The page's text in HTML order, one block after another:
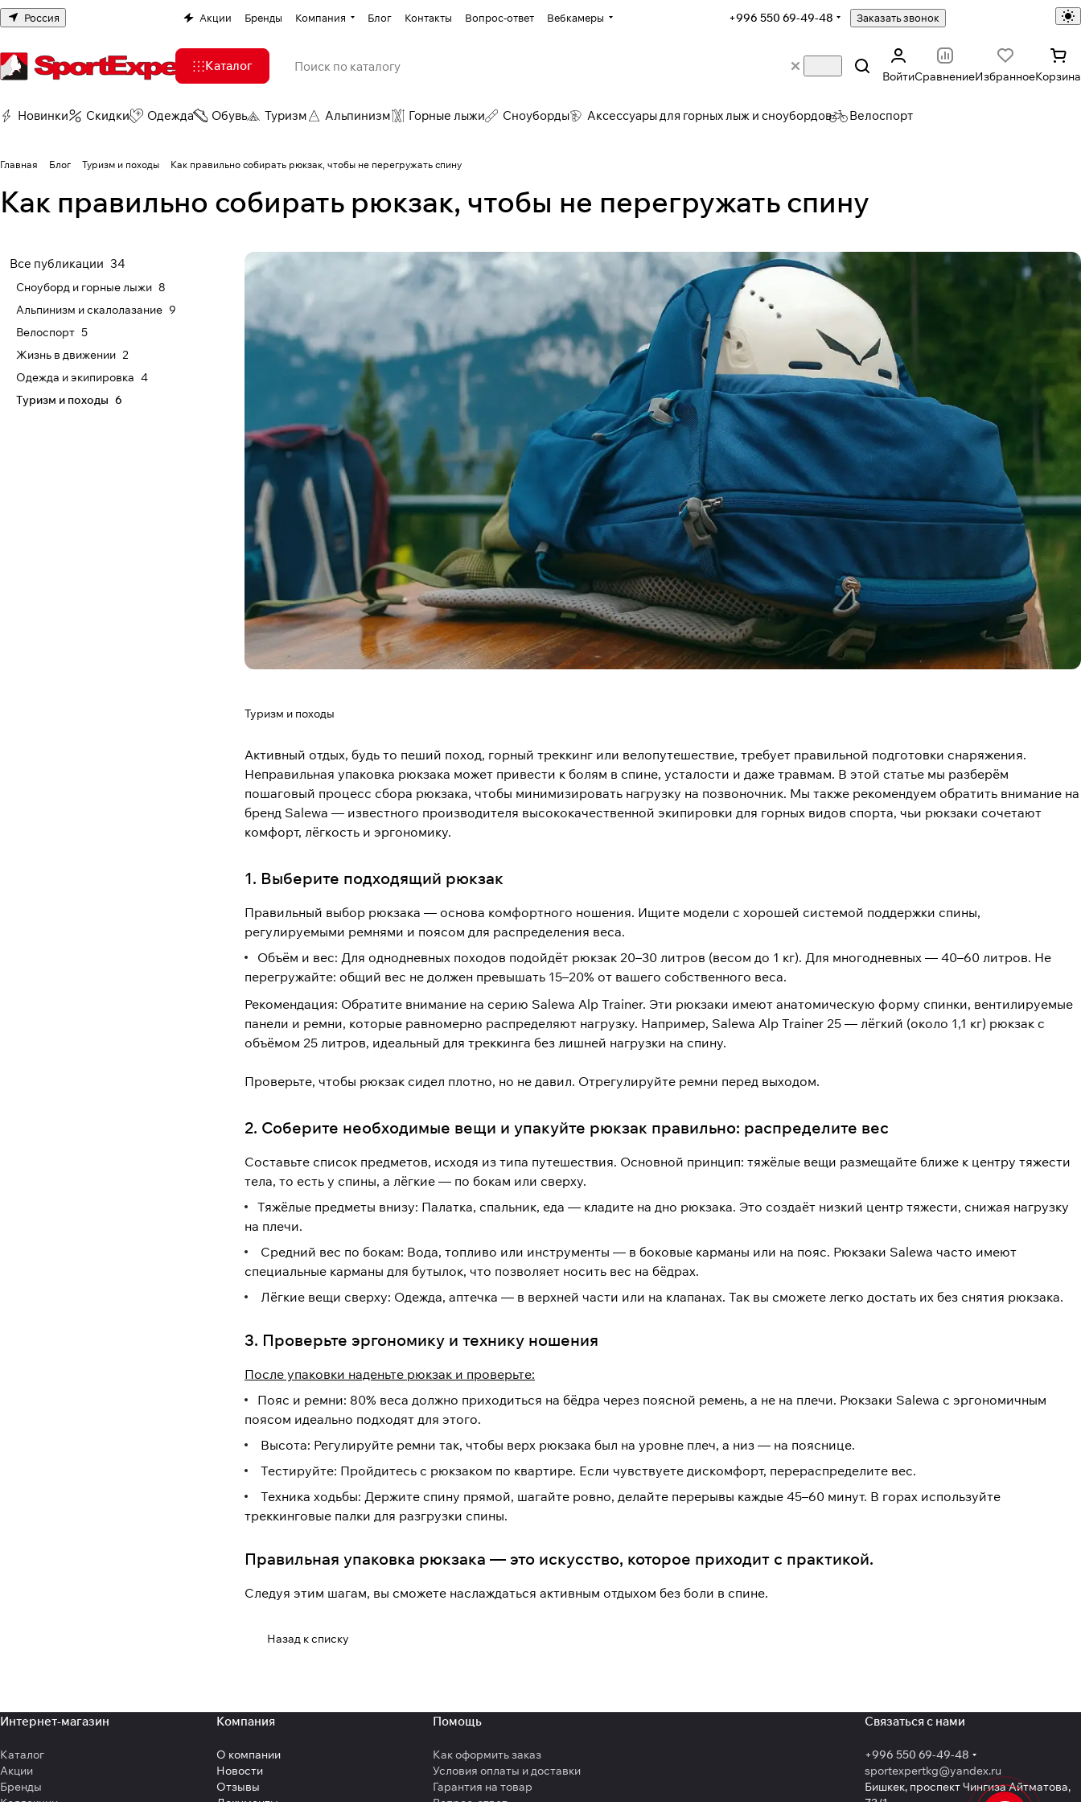
Россия Акции Бренды Компания Блог Контакты Вопрос-ответ Вебкамеры +996 550 69-49-48 Заказать звонок
Каталог
ВойтиСравнениеИзбранноеКорзина
Новинки Скидки Одежда Обувь Туризм Альпинизм Горные лыжи Сноуборды Аксессуары для горных лыж и сноубордов Велоспорт
Главная Блог Туризм и походы Как правильно собирать рюкзак, чтобы не перегружать спину
Как правильно собирать рюкзак, чтобы не перегружать спину
Туризм и походы
Активный отдых, будь то пеший поход, горный треккинг или велопутешествие, требует правильной подготовки снаряжения.
Неправильная упаковка рюкзака может привести к болям в спине, усталости и даже травмам. В этой статье мы разберём
пошаговый процесс сбора рюкзака, чтобы минимизировать нагрузку на позвоночник. Мы также рекомендуем обратить внимание на
бренд Salewa — известного производителя высококачественной экипировки для горных видов спорта, чьи рюкзаки сочетают
комфорт, лёгкость и эргономику.
1. Выберите подходящий рюкзак
Правильный выбор рюкзака — основа комфортного ношения. Ищите модели с хорошей системой поддержки спины,
регулируемыми ремнями и поясом для распределения веса.
Объём и вес: Для однодневных походов подойдёт рюкзак 20–30 литров (весом до 1 кг). Для многодневных — 40–60 литров. Не
перегружайте: общий вес не должен превышать 15–20% от вашего собственного веса.
Рекомендация: Обратите внимание на серию Salewa Alp Trainer. Эти рюкзаки имеют анатомическую форму спинки, вентилируемые
панели и ремни, которые равномерно распределяют нагрузку. Например, Salewa Alp Trainer 25 — лёгкий (около 1,1 кг) рюкзак с
объёмом 25 литров, идеальный для треккинга без лишней нагрузки на спину.
Проверьте, чтобы рюкзак сидел плотно, но не давил. Отрегулируйте ремни перед выходом.
2. Соберите необходимые вещи и упакуйте рюкзак правильно: распределите вес
Составьте список предметов, исходя из типа путешествия. Основной принцип: тяжёлые вещи размещайте ближе к центру тяжести
тела, то есть у спины, а лёгкие — по бокам или сверху.
Тяжёлые предметы внизу: Палатка, спальник, еда — кладите на дно рюкзака. Это создаёт низкий центр тяжести, снижая нагрузку
на плечи.
Средний вес по бокам: Вода, топливо или инструменты — в боковые карманы или на пояс. Рюкзаки Salewa часто имеют
специальные карманы для бутылок, что позволяет носить вес на бёдрах.
Лёгкие вещи сверху: Одежда, аптечка — в верхней части или на клапанах. Так вы сможете легко достать их без снятия рюкзака.
3. Проверьте эргономику и технику ношения
После упаковки наденьте рюкзак и проверьте:
Пояс и ремни: 80% веса должно приходиться на бёдра через поясной ремень, а не на плечи. Рюкзаки Salewa с эргономичным
поясом идеально подходят для этого.
Высота: Регулируйте ремни так, чтобы верх рюкзака был на уровне плеч, а низ — на пояснице.
Тестируйте: Пройдитесь с рюкзаком по квартире. Если чувствуете дискомфорт, перераспределите вес.
Техника ходьбы: Держите спину прямой, шагайте ровно, делайте перерывы каждые 45–60 минут. В горах используйте
треккинговые палки для разгрузки спины.
Правильная упаковка рюкзака — это искусство, которое приходит с практикой.
Следуя этим шагам, вы сможете наслаждаться активным отдыхом без боли в спине.
Назад к списку
Все публикации 34
Сноуборд и горные лыжи 8
Альпинизм и скалолазание 9
Велоспорт 5
Жизнь в движении 2
Одежда и экипировка 4
Туризм и походы 6
Интернет-магазин
Каталог
Акции
Бренды
Компания
О компании
Новости
Отзывы
Помощь
Как оформить заказ
Условия оплаты и доставки
Гарантия на товар
Связаться с нами
+996 550 69-49-48
sportexpertkg@yandex.ru
Бишкек, проспект Чингиза Айтматова,